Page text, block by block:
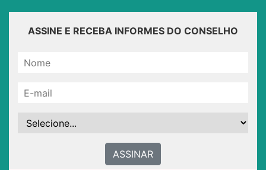
ASSINE E RECEBA INFORMES DO CONSELHO
ASSINAR